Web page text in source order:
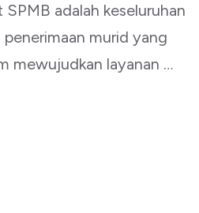
adalah keseluruhan
murid yang
mewujudkan layanan …